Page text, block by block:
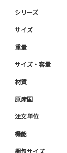
シリーズ
サイズ
重量
サイズ・容量
材質
原産国
注文単位
機能
梱包サイズ